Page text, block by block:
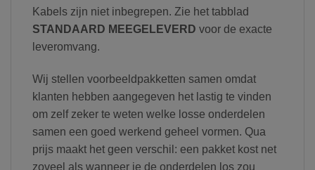
Kabels zijn niet inbegrepen. Zie het tabblad
STANDAARD MEEGELEVERD voor de exacte
leveromvang.
Wij stellen voorbeeldpakketten samen omdat
klanten hebben aangegeven het lastig te vinden
om zelf zeker te weten welke losse onderdelen
samen een goed werkend geheel vormen. Qua
prijs maakt het geen verschil: een pakket kost net
zoveel als wanneer je de onderdelen los zou